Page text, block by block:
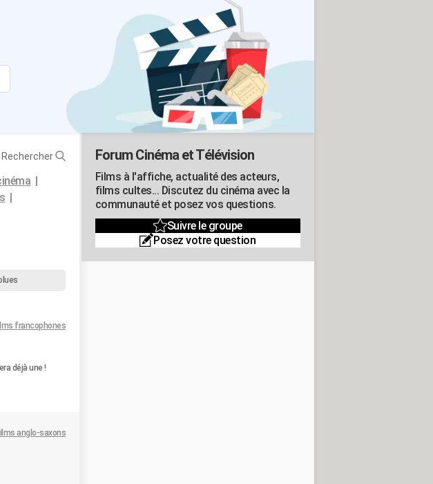
Rechercher
francophones
déjà une !
anglo-saxons
Forum Cinéma et Télévision
Films à l'affiche, actualité des acteurs,
films cultes... Discutez du cinéma avec la
communauté et posez vos questions.
Suivre le groupe
Posez votre question